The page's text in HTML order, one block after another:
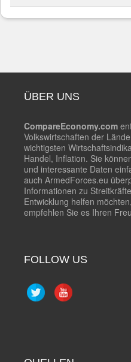
ÜBER UNS
CompareEconomy.com
Volkswirtschaften der
wichtigsten
Handel, Inflation. Sie
und interessante Daten
auch ArmedForces.eu
Informationen zu
Entwicklung helfen
empfehlen Sie es Ihren
FOLLOW US